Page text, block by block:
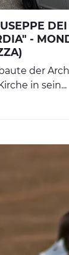
-
baute der
in sein...